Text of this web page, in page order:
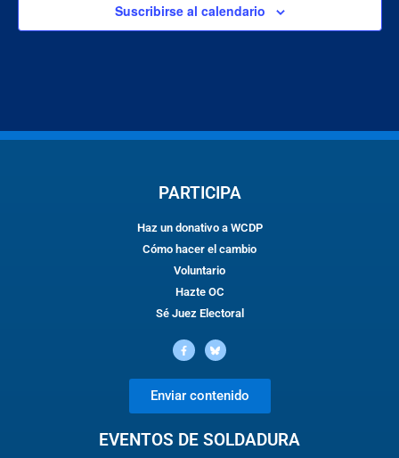
Suscribirse al calendario
PARTICIPA
Haz un donativo a WCDP
Cómo hacer el cambio
Voluntario
Hazte OC
Sé Juez Electoral
Enviar contenido
EVENTOS DE SOLDADURA